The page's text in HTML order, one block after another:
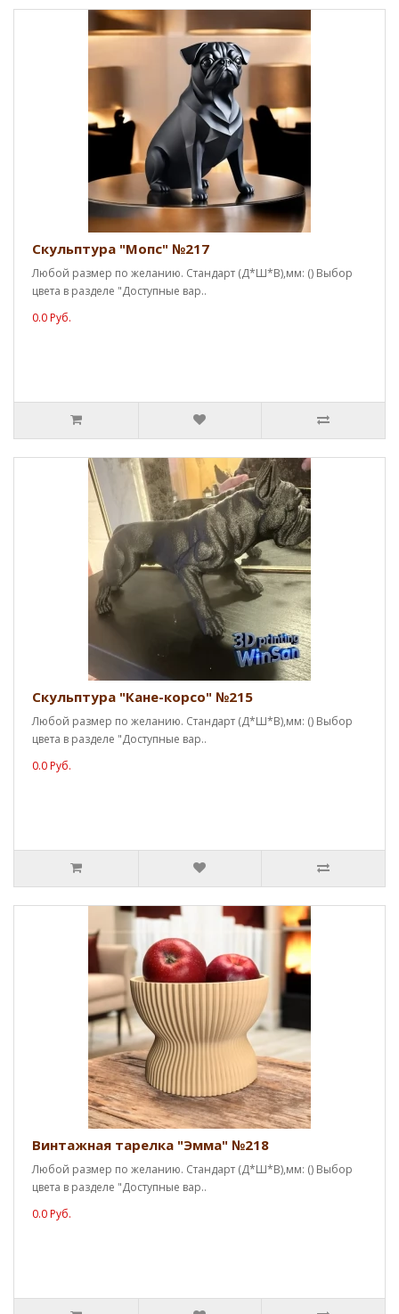
Скульптура "Мопс" №217
Любой размер по желанию. Стандарт (Д*Ш*В),мм: () Выбор
цвета в разделе "Доступные вар..
0.0 Руб.
Скульптура "Кане-корсо" №215
Любой размер по желанию. Стандарт (Д*Ш*В),мм: () Выбор
цвета в разделе "Доступные вар..
0.0 Руб.
Винтажная тарелка "Эмма" №218
Любой размер по желанию. Стандарт (Д*Ш*В),мм: () Выбор
цвета в разделе "Доступные вар..
0.0 Руб.